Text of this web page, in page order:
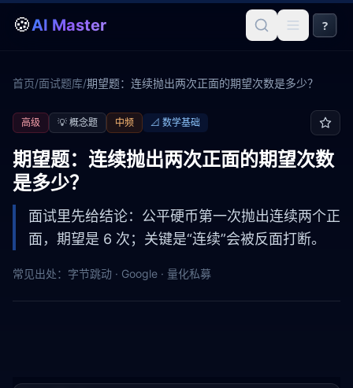
🍪AI Master ?
首页/面试题库/期望题：连续抛出两次正面的期望次数是多少？
高级 💡 概念题 中频 📐 数学基础
期望题：连续抛出两次正面的期望次数
是多少？
面试里先给结论：公平硬币第一次抛出连续两个正
面，期望是 6 次；关键是“连续”会被反面打断。
常见出处： 字节跳动 · Google · 量化私募